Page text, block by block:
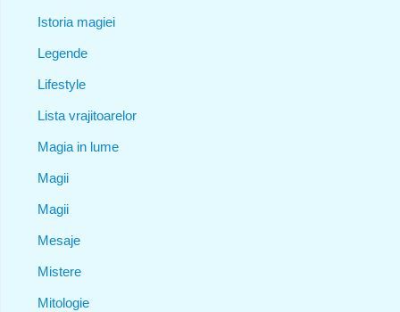
Istoria magiei
Legende
Lifestyle
Lista vrajitoarelor
Magia in lume
Magii
Magii
Mesaje
Mistere
Mitologie